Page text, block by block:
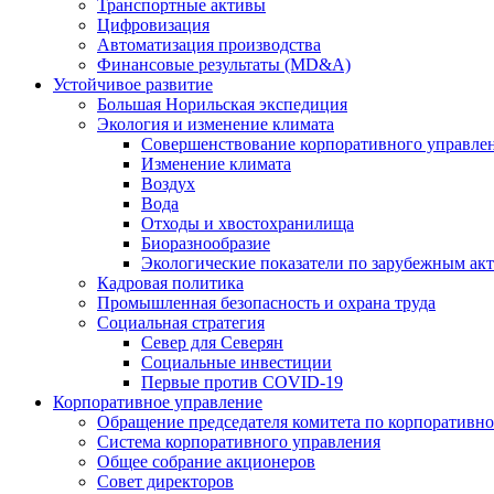
Транспортные активы
Цифровизация
Автоматизация производства
Финансовые результаты (MD&A)
Устойчивое развитие
Большая Норильская экспедиция
Экология и изменение климата
Совершенствование корпоративного
Изменение климата
Воздух
Вода
Отходы и хвостохранилища
Биоразнообразие
Экологические показатели по зарубежным
Кадровая политика
Промышленная безопасность и охрана труда
Социальная стратегия
Север для Северян
Социальные инвестиции
Первые против COVID‑19
Корпоративное управление
Обращение председателя комитета по
Система корпоративного управления
Общее собрание акционеров
Совет директоров